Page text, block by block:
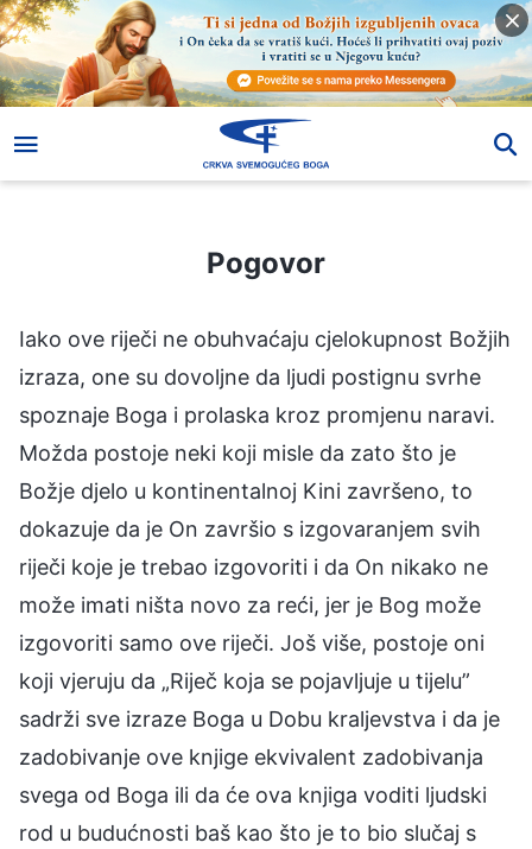
Pogovor
Iako ove riječi ne obuhvaćaju cjelokupnost Božjih
izraza, one su dovoljne da ljudi postignu svrhe
spoznaje Boga i prolaska kroz promjenu naravi.
Možda postoje neki koji misle da zato što je
Božje djelo u kontinentalnoj Kini završeno, to
dokazuje da je On završio s izgovaranjem svih
riječi koje je trebao izgovoriti i da On nikako ne
može imati ništa novo za reći, jer je Bog može
izgovoriti samo ove riječi. Još više, postoje oni
koji vjeruju da „Riječ koja se pojavljuje u tijelu”
sadrži sve izraze Boga u Dobu kraljevstva i da je
zadobivanje ove knjige ekvivalent zadobivanja
svega od Boga ili da će ova knjiga voditi ljudski
rod u budućnosti baš kao što je to bio slučaj s